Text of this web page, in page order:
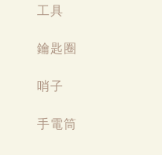
工具
鑰匙圈
哨子
手電筒